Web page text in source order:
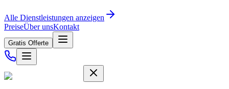
Alle Dienstleistungen anzeigen
PreiseÜber unsKontakt
Gratis Offerte